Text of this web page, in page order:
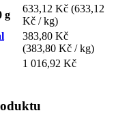
g
633,12 Kč (633,12
Kč / kg)
383,80 Kč
(383,80 Kč / kg)
1 016,92 Kč